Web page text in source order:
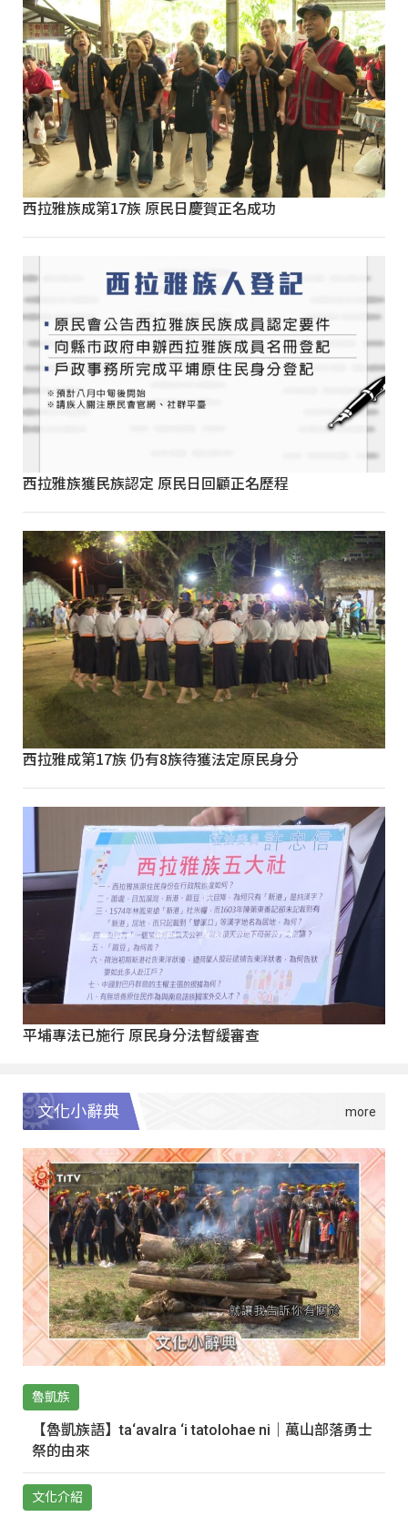
西拉雅族成第17族 原民日慶賀正名成功
西拉雅族獲民族認定 原民日回顧正名歷程
西拉雅成第17族 仍有8族待獲法定原民身分
平埔專法已施行 原民身分法暫緩審查
文化小辭典
魯凱族
【魯凱族語】ta‘avalra ‘i tatolohae ni｜萬山部落勇士
祭的由來
文化介紹